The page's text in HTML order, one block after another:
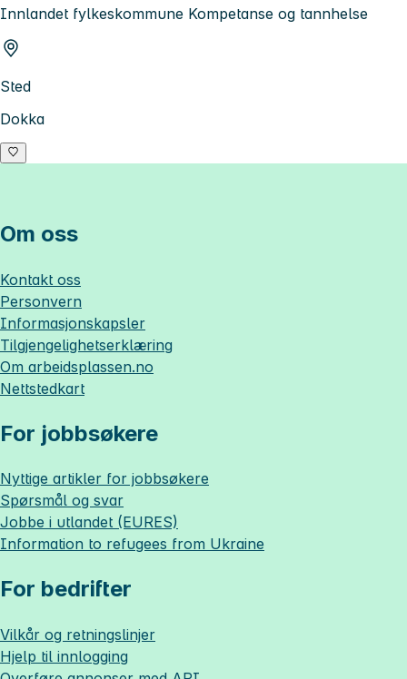
Innlandet fylkeskommune Kompetanse og tannhelse
Sted
Dokka
Om oss
Kontakt oss
Personvern
Informasjonskapsler
Tilgjengelighetserklæring
Om arbeidsplassen.no
Nettstedkart
For jobbsøkere
Nyttige artikler for jobbsøkere
Spørsmål og svar
Jobbe i utlandet (EURES)
Information to refugees from Ukraine
For bedrifter
Vilkår og retningslinjer
Hjelp til innlogging